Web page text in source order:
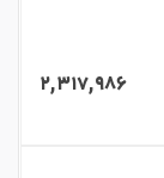
۲,۳۱۷,۹۸۶